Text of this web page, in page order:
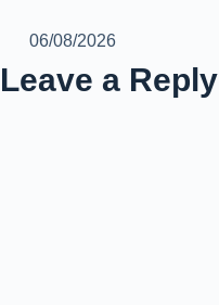
06/08/2026
Leave a Reply